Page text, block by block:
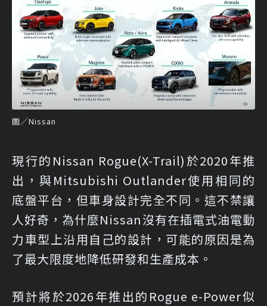
圖／Nissan
現行的Nissan Rogue(X-Trail)於2020年推
出，與Mitsubishi Outlander使用相同的
底盤平台，但車身設計完全不同。這不禁讓
人好奇，為什麼Nissan沒有在插電式油電動
力車型上沿用自己的設計，可能的原因是為
了最大限度地降低研發和生產成本。
預計將於2026年推出的Rogue e-Power似